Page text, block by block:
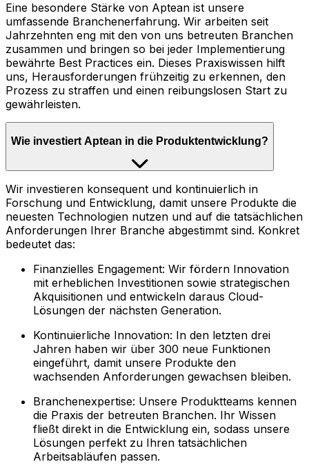
Eine besondere Stärke von Aptean ist unsere
umfassende Branchenerfahrung. Wir arbeiten seit
Jahrzehnten eng mit den von uns betreuten Branchen
zusammen und bringen so bei jeder Implementierung
bewährte Best Practices ein. Dieses Praxiswissen hilft
uns, Herausforderungen frühzeitig zu erkennen, den
Prozess zu straffen und einen reibungslosen Start zu
gewährleisten.
Wie investiert Aptean in die Produktentwicklung?
Wir investieren konsequent und kontinuierlich in
Forschung und Entwicklung, damit unsere Produkte die
neuesten Technologien nutzen und auf die tatsächlichen
Anforderungen Ihrer Branche abgestimmt sind. Konkret
bedeutet das:
Finanzielles Engagement: Wir fördern Innovation
mit erheblichen Investitionen sowie strategischen
Akquisitionen und entwickeln daraus Cloud-
Lösungen der nächsten Generation.
Kontinuierliche Innovation: In den letzten drei
Jahren haben wir über 300 neue Funktionen
eingeführt, damit unsere Produkte den
wachsenden Anforderungen gewachsen bleiben.
Branchenexpertise: Unsere Produktteams kennen
die Praxis der betreuten Branchen. Ihr Wissen
fließt direkt in die Entwicklung ein, sodass unsere
Lösungen perfekt zu Ihren tatsächlichen
Arbeitsabläufen passen.